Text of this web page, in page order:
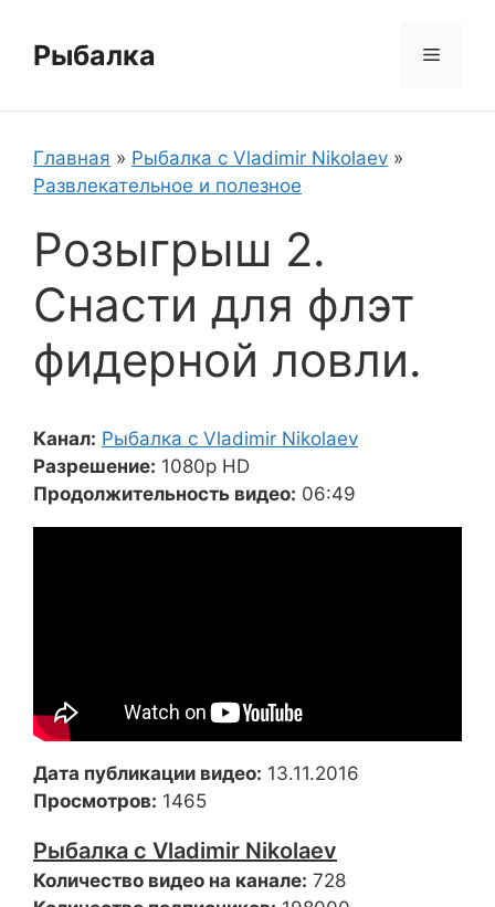
содержимому
Рыбалка Меню
Главная » Рыбалка с Vladimir Nikolaev »
Развлекательное и полезное
Розыгрыш 2.
Снасти для флэт
фидерной ловли.
Канал: Рыбалка с Vladimir Nikolaev
Разрешение: 1080p HD
Продолжительность видео: 06:49
Дата публикации видео: 13.11.2016
Просмотров: 1465
Рыбалка с Vladimir Nikolaev
Количество видео на канале: 728